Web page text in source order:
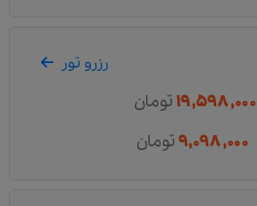
رزرو تور
۱۹,۵۹۸,۰۰۰ تومان
۹,۰۹۸,۰۰۰ تومان